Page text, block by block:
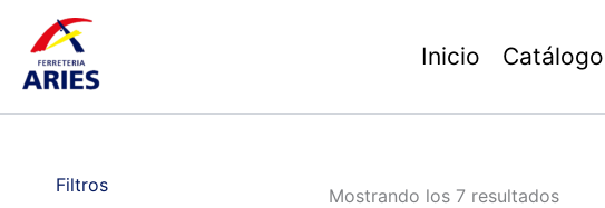
contenido
Inicio Catálogo
Filtros
Mostrando los 7 resultados